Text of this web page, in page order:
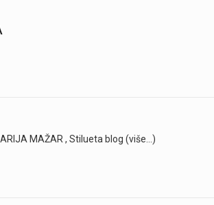
MAŽAR , Stilueta blog (više…)